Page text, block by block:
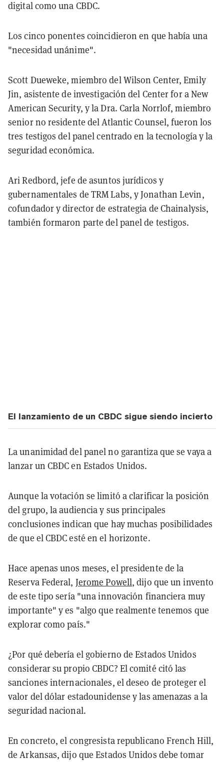
digital como una CBDC.
Los cinco ponentes coincidieron en que había una
"necesidad unánime".
Scott Dueweke, miembro del Wilson Center, Emily
Jin, asistente de investigación del Center for a New
American Security, y la Dra. Carla Norrlof, miembro
senior no residente del Atlantic Counsel, fueron los
tres testigos del panel centrado en la tecnología y la
seguridad económica.
Ari Redbord, jefe de asuntos jurídicos y
gubernamentales de TRM Labs, y Jonathan Levin,
cofundador y director de estrategia de Chainalysis,
también formaron parte del panel de testigos.
El lanzamiento de un CBDC sigue siendo incierto
La unanimidad del panel no garantiza que se vaya a
lanzar un CBDC en Estados Unidos.
Aunque la votación se limitó a clarificar la posición
del grupo, la audiencia y sus principales
conclusiones indican que hay muchas posibilidades
de que el CBDC esté en el horizonte.
Hace apenas unos meses, el presidente de la
Reserva Federal, Jerome Powell, dijo que un invento
de este tipo sería "una innovación financiera muy
importante" y es "algo que realmente tenemos que
explorar como país."
¿Por qué debería el gobierno de Estados Unidos
considerar su propio CBDC? El comité citó las
sanciones internacionales, el deseo de proteger el
valor del dólar estadounidense y las amenazas a la
seguridad nacional.
En concreto, el congresista republicano French Hill,
de Arkansas, dijo que Estados Unidos debe tomar